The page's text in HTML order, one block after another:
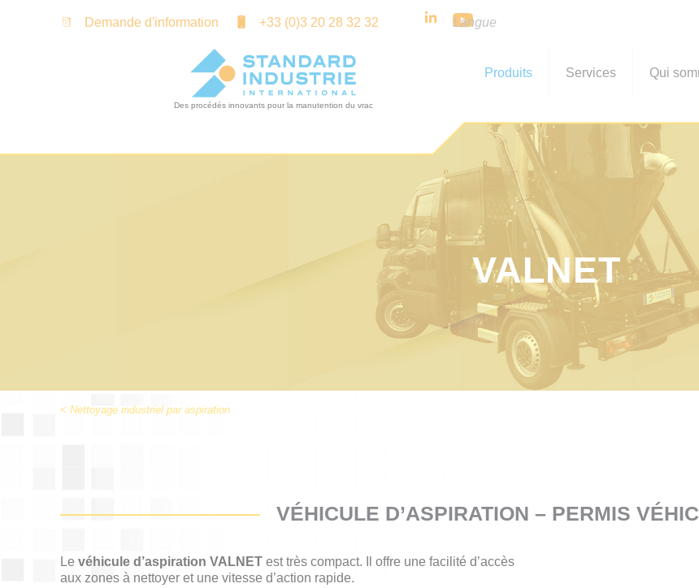
+33 (0)3 20 28 32 32
Demande d'information
Produits Services Qui
Langue
VALNET
< Nettoyage industriel par aspiration
VÉHICULE D’ASPIRATION – PERMIS
Levéhicule d’aspiration VALNET est très compact. Il offre une facilité d’accès
aux zones à nettoyer et une vitesse d’action rapide.